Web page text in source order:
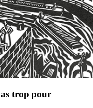
trop pour